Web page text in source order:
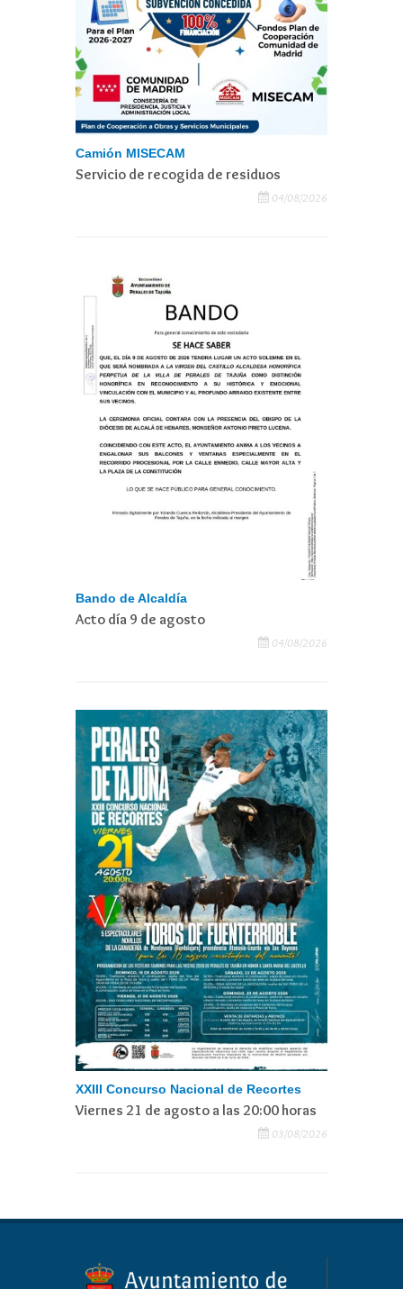
Camión MISECAM
Servicio de recogida de residuos
04/08/2026
Bando de Alcaldía
Acto día 9 de agosto
04/08/2026
XXIII Concurso Nacional de Recortes
Viernes 21 de agosto a las 20:00 horas
03/08/2026